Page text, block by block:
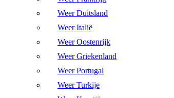
Weer Duitsland
Weer Italië
Weer Oostenrijk
Weer Griekenland
Weer Portugal
Weer Turkije